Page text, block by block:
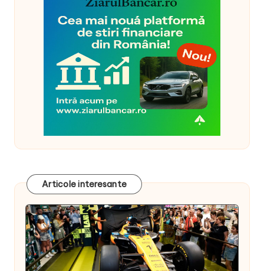
Articole interesante